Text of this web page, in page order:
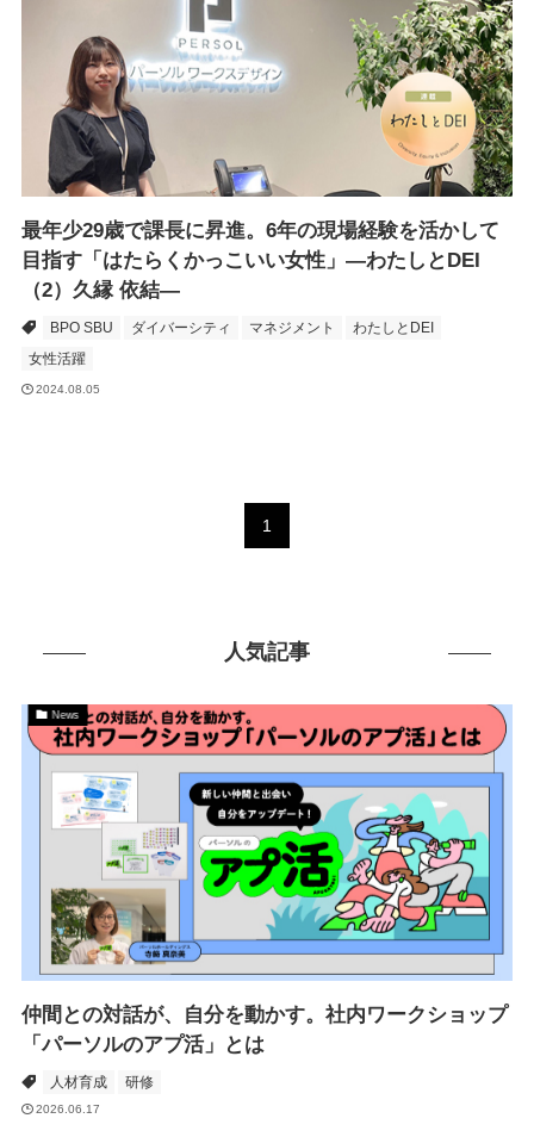
最年少29歳で課長に昇進。6年の現場経験を活かして
目指す「はたらくかっこいい女性」―わたしとDEI
（2）久縁 依結―
BPO SBU ダイバーシティ マネジメント
わたしとDEI
女性活躍
2024.08.05
1
人気記事
News
仲間との対話が、自分を動かす。社内ワークショップ
「パーソルのアプ活」とは
人材育成 研修
2026.06.17